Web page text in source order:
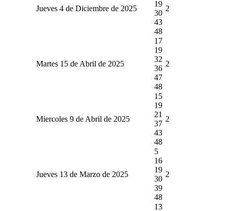
Jueves 4 de Diciembre de 2025
19
30
43
48
2
Martes 15 de Abril de 2025
17
19
32
36
47
48
2
Miercoles 9 de Abril de 2025
15
19
21
37
43
48
2
Jueves 13 de Marzo de 2025
5
16
19
30
39
48
2
13